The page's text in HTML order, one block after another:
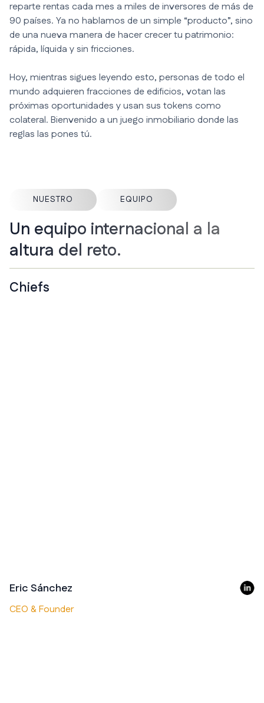
reparte rentas cada mes a miles de inversores de más de
90 países. Ya no hablamos de un simple “producto”, sino
de una nueva manera de hacer crecer tu patrimonio:
rápida, líquida y sin fricciones.
Hoy, mientras sigues leyendo esto, personas de todo el
mundo adquieren fracciones de edificios, votan las
próximas oportunidades y usan sus tokens como
colateral. Bienvenido a un juego inmobiliario donde las
reglas las pones tú.
NUESTRO EQUIPO
Un equipo internacional a la
altura del reto.
Chiefs
Eric Sánchez
CEO & Founder